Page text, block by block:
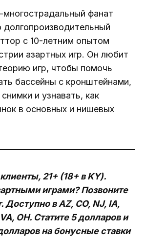
фанат
долгопроизводительный
с 10-летним опытом
азартных игр. Он любит
игр, чтобы помочь
бассейны с кронштейнами,
и узнавать, как
в основных и нишевых
21+ (18+ в KY).
играми? Позвоните
Доступно в AZ, CO, NJ, IA,
OH. Статите 5 долларов и
на бонусные ставки